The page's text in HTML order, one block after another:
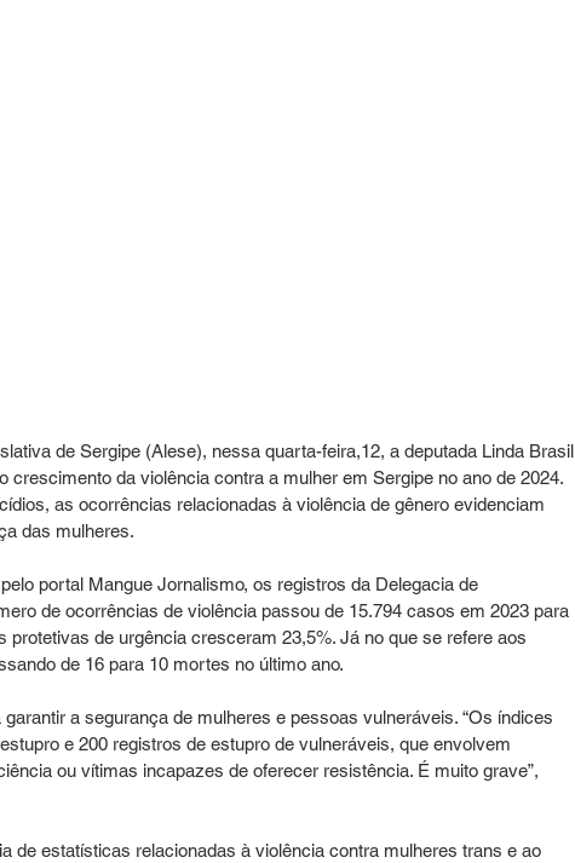
de Sergipe (Alese), nessa quarta-feira,12, a deputada Linda Brasil
crescimento da violência contra a mulher em Sergipe no ano de 2024.
as ocorrências relacionadas à violência de gênero evidenciam
das mulheres.
portal Mangue Jornalismo, os registros da Delegacia de
de ocorrências de violência passou de 15.794 casos em 2023 para
protetivas de urgência cresceram 23,5%. Já no que se refere aos
de 16 para 10 mortes no último ano.
a segurança de mulheres e pessoas vulneráveis. “Os índices
e 200 registros de estupro de vulneráveis, que envolvem
ou vítimas incapazes de oferecer resistência. É muito grave”,
de estatísticas relacionadas à violência contra mulheres trans e ao